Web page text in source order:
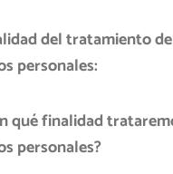
del tratamiento
personales:
qué finalidad
personales?